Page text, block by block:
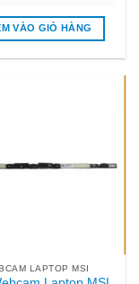
là:
₫700,000.
tại
VÀO GIỎ HÀNG
LAPTOP MSI